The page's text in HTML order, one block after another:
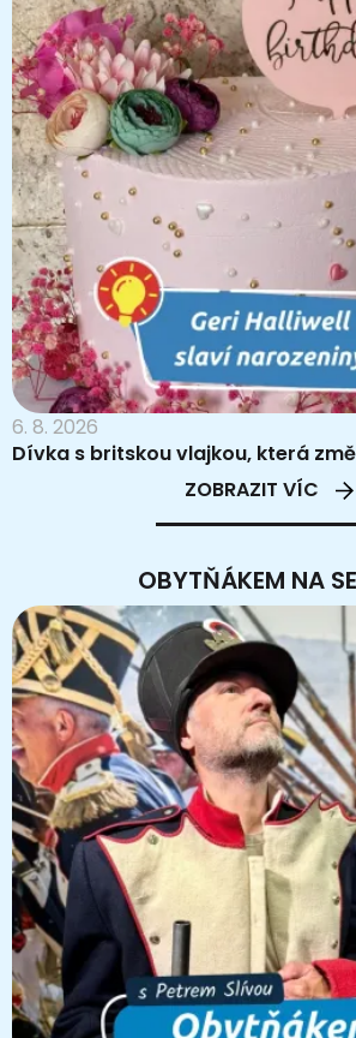
6. 8. 2026
Dívka s britskou vlajkou, která
ZOBRAZIT VÍC
OBYTŇÁKEM NA